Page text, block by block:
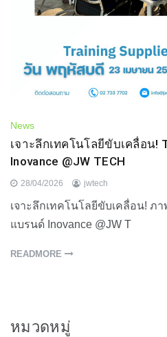
News
เจาะลึกเทคโนโลยีขับเคลื่อน!
Inovance @JW TECH
28/04/2026 jwtech
เจาะลึกเทคโนโลยีขับเคลื่อน! ภ
แบรนด์ Inovance @JW T
READMORE
หมวดหมู่